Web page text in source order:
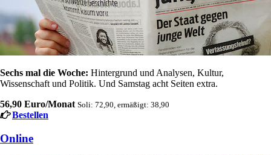
Sechs mal die Woche: Hintergrund und Analysen, Kultur,
Wissenschaft und Politik. Und Samstag acht Seiten extra.
56,90 Euro/Monat Soli: 72,90, ermäßigt: 38,90
Bestellen
Online